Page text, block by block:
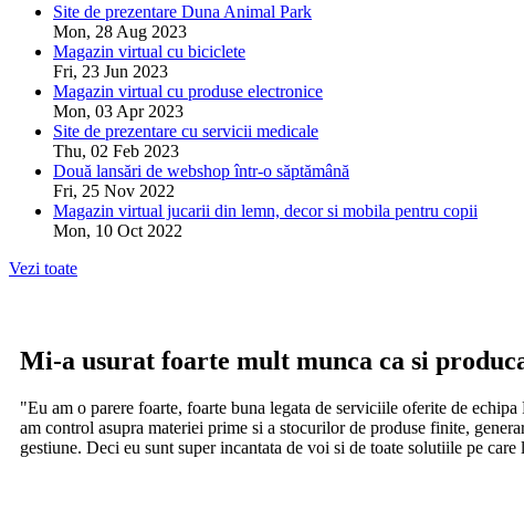
Site de prezentare Duna Animal Park
Mon, 28 Aug 2023
Magazin virtual cu biciclete
Fri, 23 Jun 2023
Magazin virtual cu produse electronice
Mon, 03 Apr 2023
Site de prezentare cu servicii medicale
Thu, 02 Feb 2023
Două lansări de webshop într-o săptămână
Fri, 25 Nov 2022
Magazin virtual jucarii din lemn, decor si mobila pentru copii
Mon, 10 Oct 2022
Vezi toate
Mi-a usurat foarte mult munca ca si
"Eu am o parere foarte, foarte buna legata de serviciile oferite de
am control asupra materiei prime si a stocurilor de produse finite,
gestiune. Deci eu sunt super incantata de voi si de toate solutiile pe